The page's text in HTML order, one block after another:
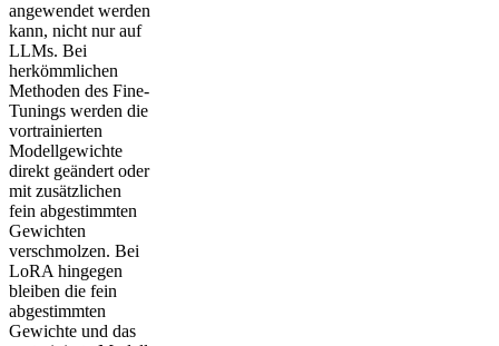
angewendet werden
kann, nicht nur auf
LLMs. Bei
herkömmlichen
Methoden des Fine-
Tunings werden die
vortrainierten
Modellgewichte
direkt geändert oder
mit zusätzlichen
fein abgestimmten
Gewichten
verschmolzen. Bei
LoRA hingegen
bleiben die fein
abgestimmten
Gewichte und das